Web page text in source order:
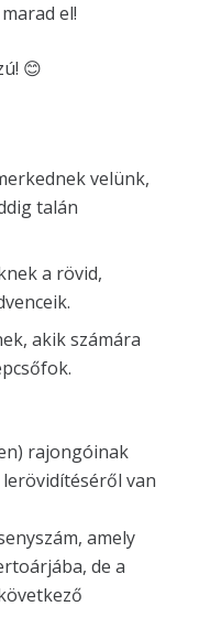
el!
😊
velünk,
talán
a rövid,
akik számára
rajongóinak
van
amely
de a